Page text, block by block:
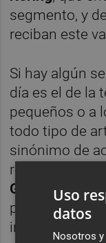
segmento, y
reciban este
Si hay algún
día es el de la
pequeños o a
todo tipo de
sinónimo de
regalos, no
Group
es
pues es una
innovación a
Uso
datos
Nosotros